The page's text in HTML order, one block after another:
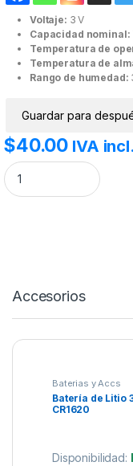
Voltaje: 3 V
Capacidad nominal:
Temperatura de
Temperatura de
Rango de humedad:
Guardar para
$40.00 IVA incl.
Batería de Litio 3V
Accesorios
Baterias y Accs
Batería de Litio
CR1620
Disponibilidad: